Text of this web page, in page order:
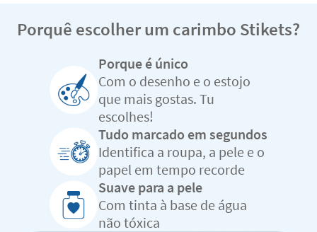
Porquê escolher um carimbo Stikets?
Porque é único
Com o desenho e o estojo
que mais gostas. Tu
escolhes!
Tudo marcado em segundos
Identifica a roupa, a pele e o
papel em tempo recorde
Suave para a pele
Com tinta à base de água
não tóxica